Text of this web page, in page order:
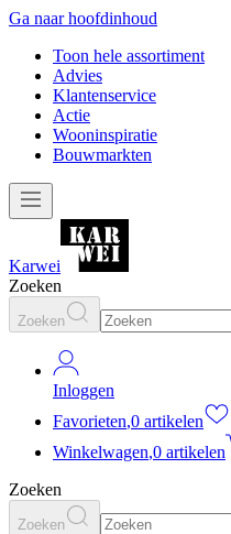
Ga naar hoofdinhoud
Toon hele assortiment
Advies
Klantenservice
Actie
Wooninspiratie
Bouwmarkten
Karwei
Zoeken
Zoeken
Inloggen
Favorieten,0 artikelen
Winkelwagen,0 artikelen
Zoeken
Zoeken